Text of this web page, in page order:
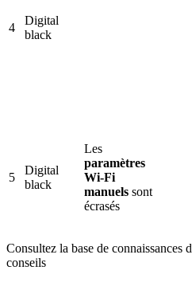
4
Digital
black
5
Digital
black
Les
paramètres
Wi-Fi
manuels sont
écrasés
Consultez la base de connaissances
conseils